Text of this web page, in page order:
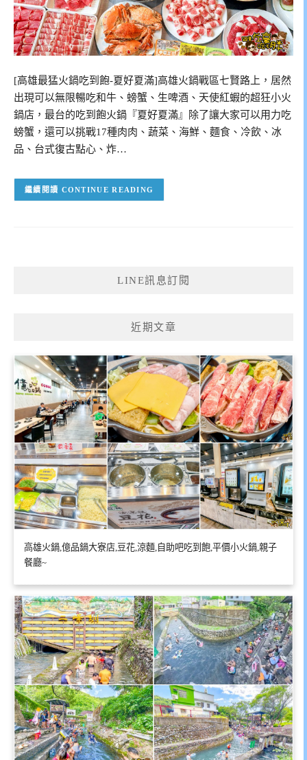
[高雄最猛火鍋吃到飽-夏好夏滿]高雄火鍋戰區七賢路上，居然
出現可以無限暢吃和牛、螃蟹、生啤酒、天使紅蝦的超狂小火
鍋店，最台的吃到飽火鍋『夏好夏滿』除了讓大家可以用力吃
螃蟹，還可以挑戰17種肉肉、蔬菜、海鮮、麵食、冷飲、冰
品、台式復古點心、炸…
CONTINUE READING
LINE訊息訂閱
近期文章
高雄火鍋,億品鍋大寮店,豆花,涼麵,自助吧吃到飽,平價小火鍋,親子
餐廳~